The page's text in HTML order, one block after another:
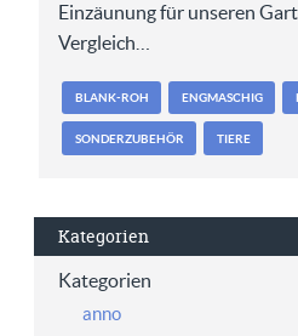
Einzäunung für unseren
Vergleich…
BLANK-ROH ENGMASCHIG
SONDERZUBEHÖR TIERE
Kategorien
Kategorien
anno